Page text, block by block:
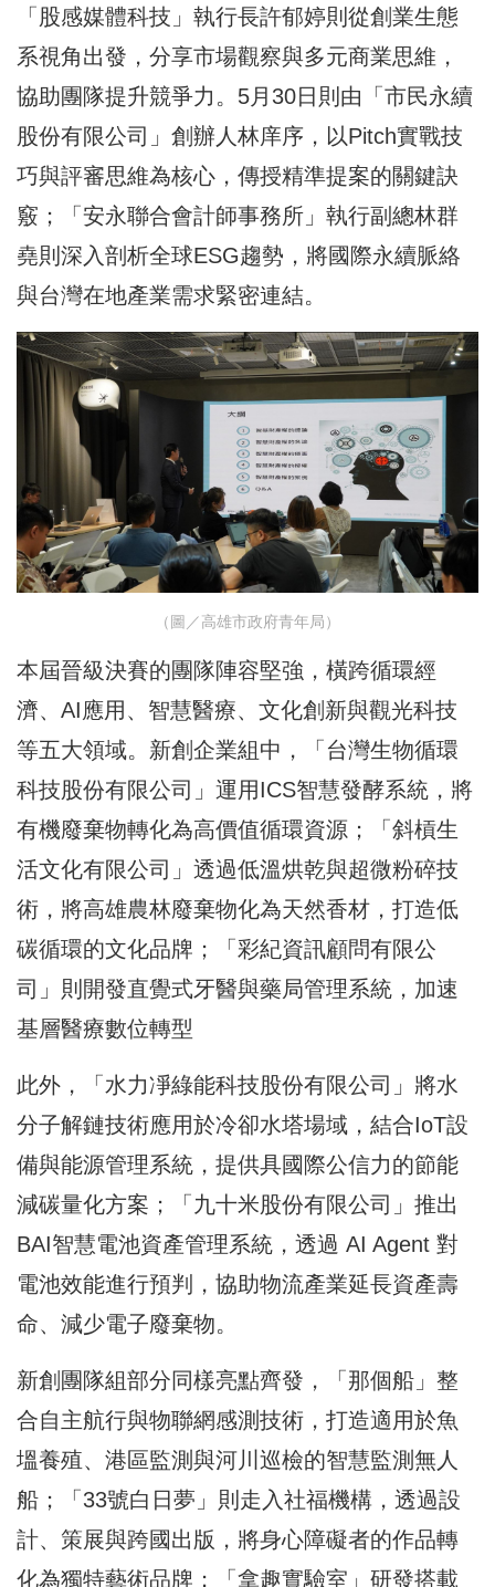
「股感媒體科技」執行長許郁婷則從創業生態
系視角出發，分享市場觀察與多元商業思維，
協助團隊提升競爭力。5月30日則由「市民永續
股份有限公司」創辦人林庠序，以Pitch實戰技
巧與評審思維為核心，傳授精準提案的關鍵訣
竅；「安永聯合會計師事務所」執行副總林群
堯則深入剖析全球ESG趨勢，將國際永續脈絡
與台灣在地產業需求緊密連結。
（圖／高雄市政府青年局）
本屆晉級決賽的團隊陣容堅強，橫跨循環經
濟、AI應用、智慧醫療、文化創新與觀光科技
等五大領域。新創企業組中，「台灣生物循環
科技股份有限公司」運用ICS智慧發酵系統，將
有機廢棄物轉化為高價值循環資源；「斜槓生
活文化有限公司」透過低溫烘乾與超微粉碎技
術，將高雄農林廢棄物化為天然香材，打造低
碳循環的文化品牌；「彩紀資訊顧問有限公
司」則開發直覺式牙醫與藥局管理系統，加速
基層醫療數位轉型
此外，「水力凈綠能科技股份有限公司」將水
分子解鏈技術應用於冷卻水塔場域，結合IoT設
備與能源管理系統，提供具國際公信力的節能
減碳量化方案；「九十米股份有限公司」推出
BAI智慧電池資產管理系統，透過 AI Agent 對
電池效能進行預判，協助物流產業延長資產壽
命、減少電子廢棄物。
新創團隊組部分同樣亮點齊發，「那個船」整
合自主航行與物聯網感測技術，打造適用於魚
塭養殖、港區監測與河川巡檢的智慧監測無人
船；「33號白日夢」則走入社福機構，透過設
計、策展與跨國出版，將身心障礙者的作品轉
化為獨特藝術品牌；「拿趣實驗室」研發搭載